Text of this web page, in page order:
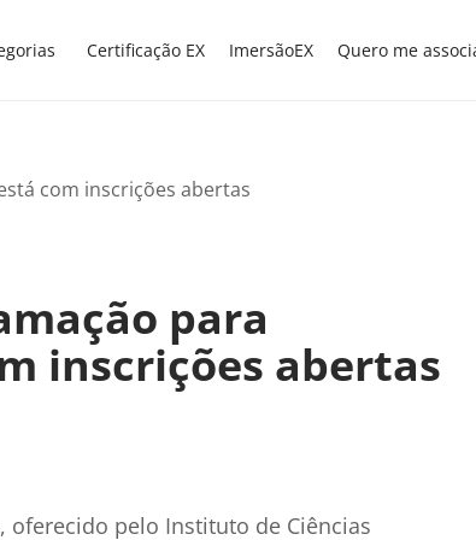
Certificação EX ImersãoEX Quero me
para
inscrições abertas
pelo Instituto de Ciências